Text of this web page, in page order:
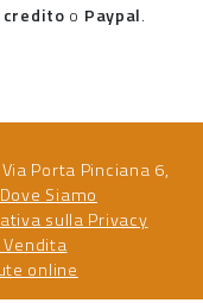
o Paypal.
Via Porta Pinciana 6,
Dove Siamo
sulla Privacy
online